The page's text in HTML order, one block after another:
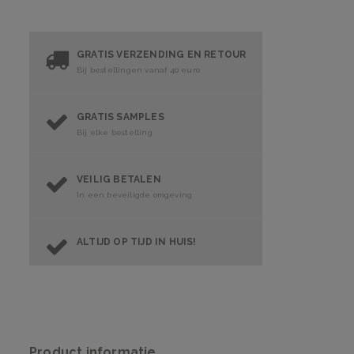
GRATIS VERZENDING EN RETOUR
Bij bestellingen vanaf 40 euro
GRATIS SAMPLES
Bij elke bestelling
VEILIG BETALEN
In een beveiligde omgeving
ALTIJD OP TIJD IN HUIS!